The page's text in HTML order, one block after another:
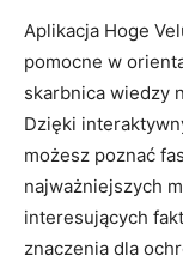
Aplikacja Hoge
pomocne w
skarbnica wiedzy
Dzięki
możesz poznać
najważniejszych⁤
interesujących
znaczenia dla